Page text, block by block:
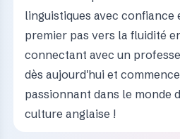
linguistiques avec confiance
premier pas vers la fluidité
connectant avec un
dès aujourd'hui et
passionnant dans le monde
culture anglaise !